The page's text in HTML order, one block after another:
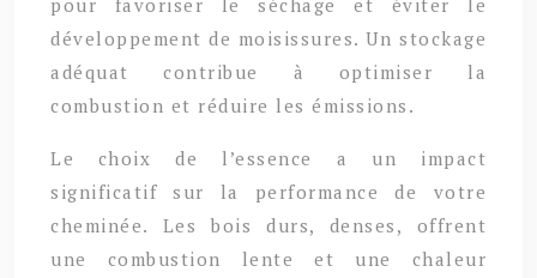
développement de moisissures. Un stockage
adéquat contribue à optimiser la
combustion et réduire les émissions.
Le choix de l’essence a un impact
significatif sur la performance de votre
cheminée. Les bois durs, denses, offrent
une combustion lente et une chaleur